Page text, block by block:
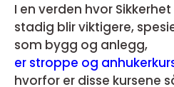
I en verden hvor
stadig blir viktigere,
som bygg og anlegg,
er stroppe og
hvorfor er disse kursene